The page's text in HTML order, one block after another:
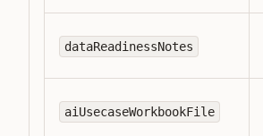
dataReadinessNotes
aiUsecaseWorkbookFile